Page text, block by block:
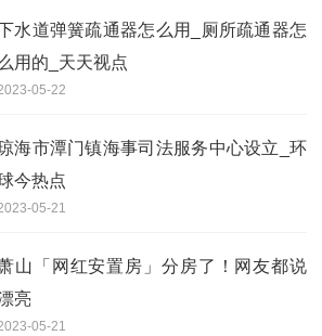
水道弹簧疏通器怎么用_厕所疏通器怎
用的_天天视点
05-22
海市潭门镇海事司法服务中心设立_环
今热点
05-21
山「网红安置房」分房了！网友都说
亮
05-21